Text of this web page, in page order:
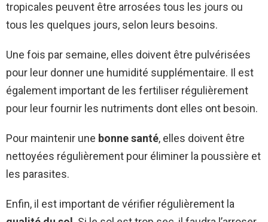
tropicales peuvent être arrosées tous les jours ou
tous les quelques jours, selon leurs besoins.
Une fois par semaine, elles doivent être pulvérisées
pour leur donner une humidité supplémentaire. Il est
également important de les fertiliser régulièrement
pour leur fournir les nutriments dont elles ont besoin.
Pour maintenir une bonne santé, elles doivent être
nettoyées régulièrement pour éliminer la poussière et
les parasites.
Enfin, il est important de vérifier régulièrement la